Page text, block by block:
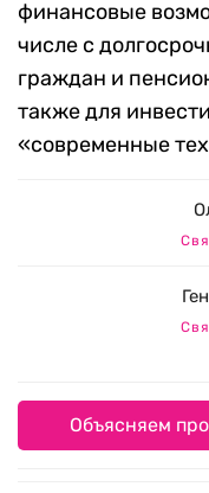
финансовые
числе с
граждан и
также для
«современные
Объясняем